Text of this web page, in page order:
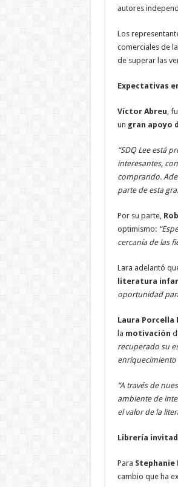
autores
Los
comerciales de la
de superar las
Expectativas
Víctor Abreu,
un gran apoyo
“SDQ Lee está
interesantes,
comprando.
parte de esta
Por su parte,
optimismo:
cercanía de las
Lara adelantó
literatura
oportunidad
Laura Porcella
la motivación
recuperado su
enriquecimiento
“A través de
ambiente de
el valor de la
Librería
Para Stephanie
cambio que ha